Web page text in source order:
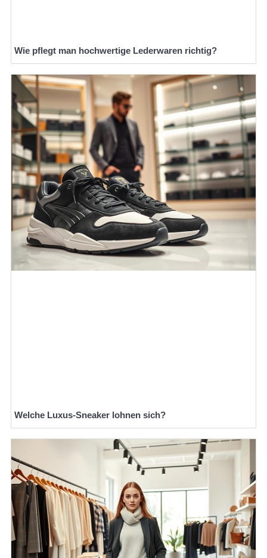
Wie pflegt man hochwertige Lederwaren richtig?
Welche Luxus-Sneaker lohnen sich?